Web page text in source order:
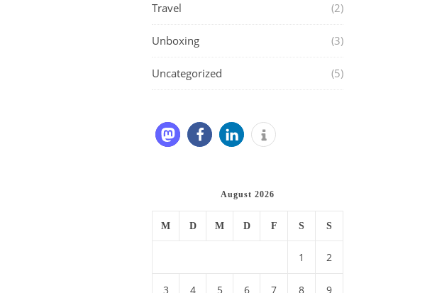
Travel (2)
Unboxing (3)
Uncategorized (5)
August 2026
M D M D F S S
1 2
3 4 5 6 7 8 9